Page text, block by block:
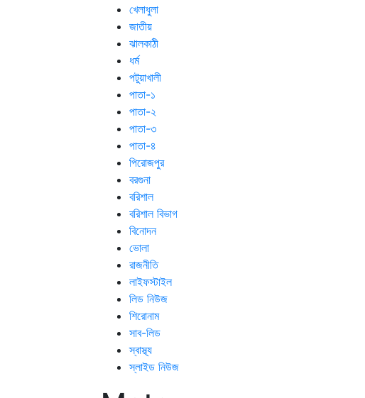
খেলাধুলা
জাতীয়
ঝালকাঠী
ধর্ম
পটুয়াখালী
পাতা-১
পাতা-২
পাতা-৩
পাতা-৪
পিরোজপুর
বরগুনা
বরিশাল
বরিশাল বিভাগ
বিনোদন
ভোলা
রাজনীতি
লাইফস্টাইল
লিড নিউজ
শিরোনাম
সাব-লিড
স্বাস্থ্য
স্লাইড নিউজ